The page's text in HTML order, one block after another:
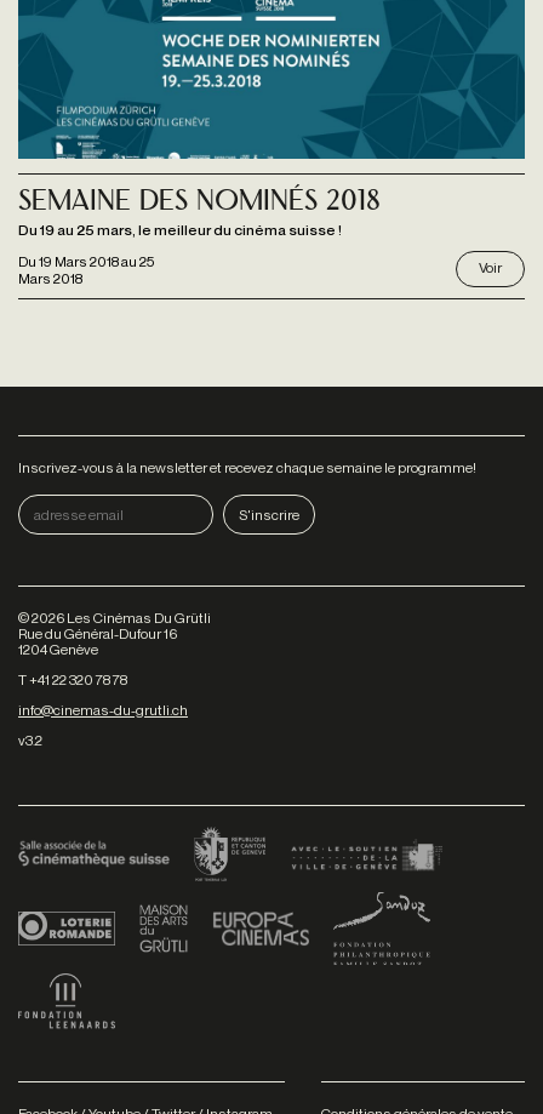
Du 19 Mars 2018au 25
Mars 2018
Semaine des Nominés 2018
Du 19 au 25 mars, le meilleur du cinéma suisse !
Voir
Inscrivez-vous à la newsletter et recevez chaque semaine le programme!
©2026 Les Cinémas Du Grütli
Rue du Général-Dufour 16
1204 Genève
T +41 22 320 78 78
info@cinemas-du-grutli.ch
v3.2